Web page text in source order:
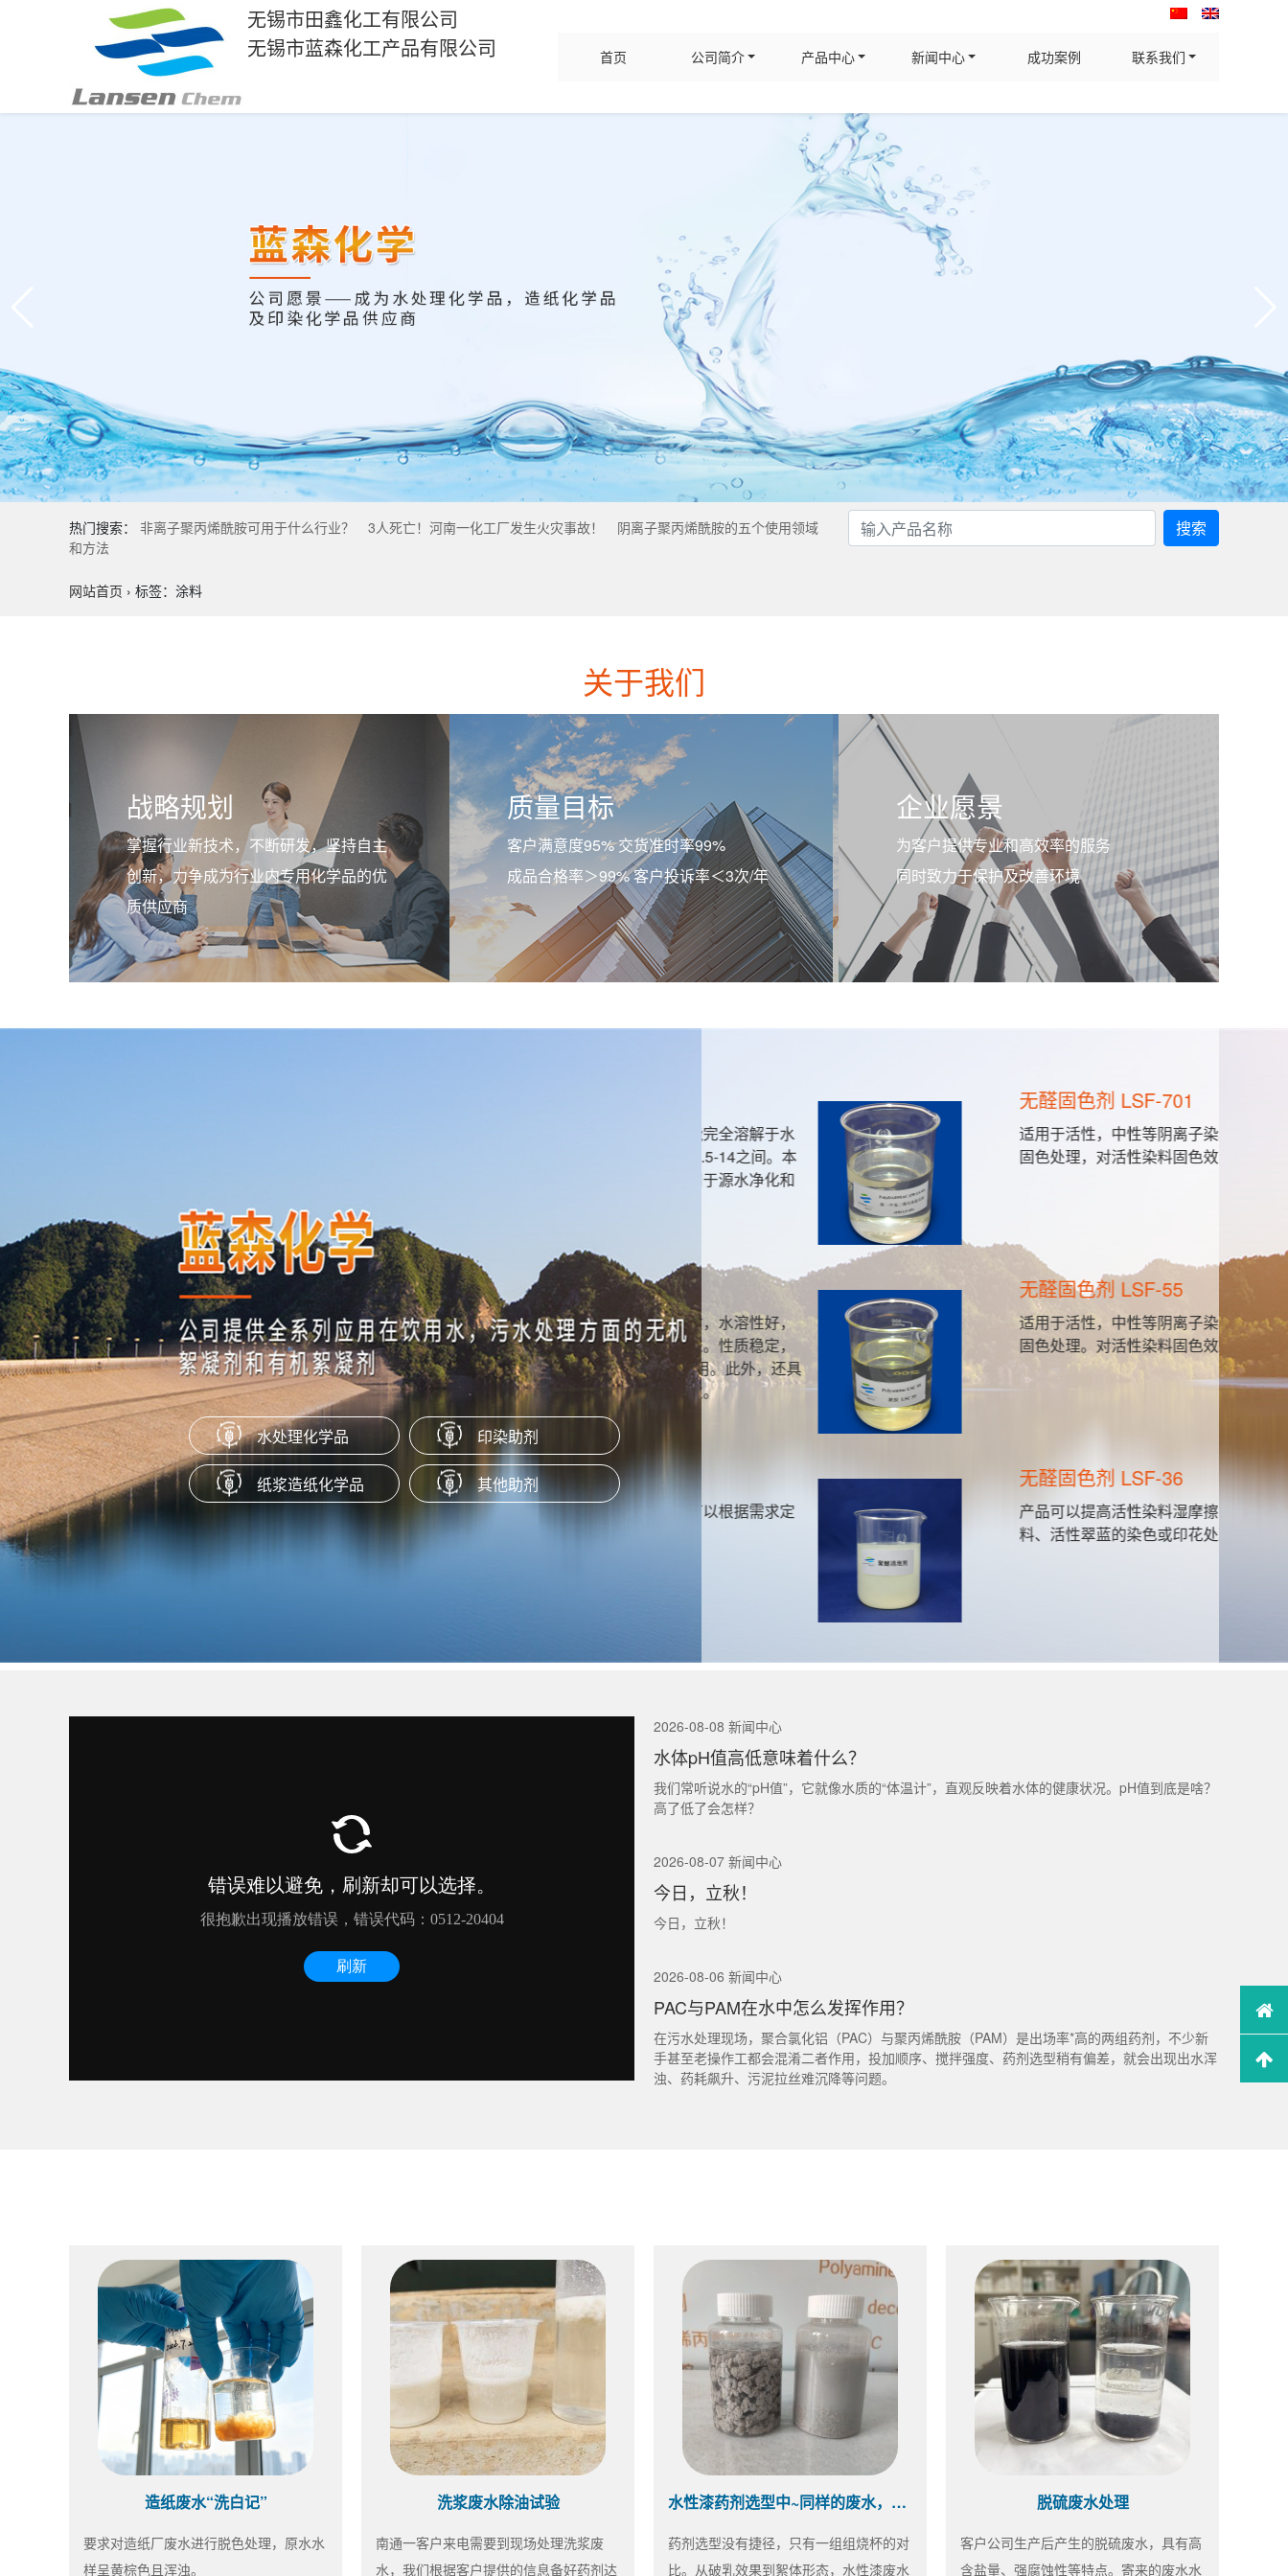
无锡市田鑫化工有限公司
无锡市蓝森化工产品有限公司
首页 公司简介 产品中心 新闻中心 成功案例 联系我们
热门搜索： 非离子聚丙烯酰胺可用于什么行业？ 3人死亡！河南一化工厂发生火灾事故！
阴离子聚丙烯酰胺的五个使用领域
和方法
搜索
网站首页 › 标签：涂料
关于我们
战略规划
掌握行业新技术，不断研发，坚持自主
创新，力争成为行业内专用化学品的优
质供应商
质量目标
客户满意度95% 交货准时率99%
成品合格率＞99% 客户投诉率＜3次/年
企业愿景
为客户提供专业和高效率的服务
同时致力于保护及改善环境
水处理化学品 印染助剂
纸浆造纸化学品 其他助剂
聚胺 LSC 55
本产品为重要的强阳离子聚电解质，水溶性好，
能与水以任意比例混合，无毒无味。性质稳定，
对PH值不敏感，具有抗氯降解作用。此外，还具
有耐高温高压和耐高速剪切等特性。
聚醚消泡剂
该产品为智能嵌段聚醚消泡剂，可以根据需求定
制工业级或食品级。
无醛固色剂 LSF-701
适用于活性，中性等阴离子染料的染色或印花的
固色处理，对活性染料固色效果尤佳。
无醛固色剂 LSF-55
适用于活性，中性等阴离子染料的染色或印花的
固色处理。对活性染料固色效果尤佳。
无醛固色剂 LSF-36
产品可以提高活性染料湿摩擦牢度,可用于直接染
料、活性翠蓝的染色或印花处理。
阴
新
2026-08-08 新闻中心
水体pH值高低意味着什么？
我们常听说水的“pH值”，它就像水质的“体温计”，直观反映着水体的健康状况。pH值到底是啥？
高了低了会怎样？
2026-08-07 新闻中心
今日，立秋！
今日，立秋！
2026-08-06 新闻中心
PAC与PAM在水中怎么发挥作用？
在污水处理现场，聚合氯化铝（PAC）与聚丙烯酰胺（PAM）是出场率*高的两组药剂，不少新
手甚至老操作工都会混淆二者作用，投加顺序、搅拌强度、药剂选型稍有偏差，就会出现出水浑
浊、药耗飙升、污泥拉丝难沉降等问题。
造纸废水“洗白记”
要求对造纸厂废水进行脱色处理，原水水
样呈黄棕色且浑浊。
洗浆废水除油试验
南通一客户来电需要到现场处理洗浆废
水，我们根据客户提供的信息备好药剂达
水性漆药剂选型中~同样的废水，不同的效果
药剂选型没有捷径，只有一组组烧杯的对
比。从破乳效果到絮体形态，水性漆废水
脱硫废水处理
客户公司生产后产生的脱硫废水，具有高
含盐量、强腐蚀性等特点。寄来的废水水